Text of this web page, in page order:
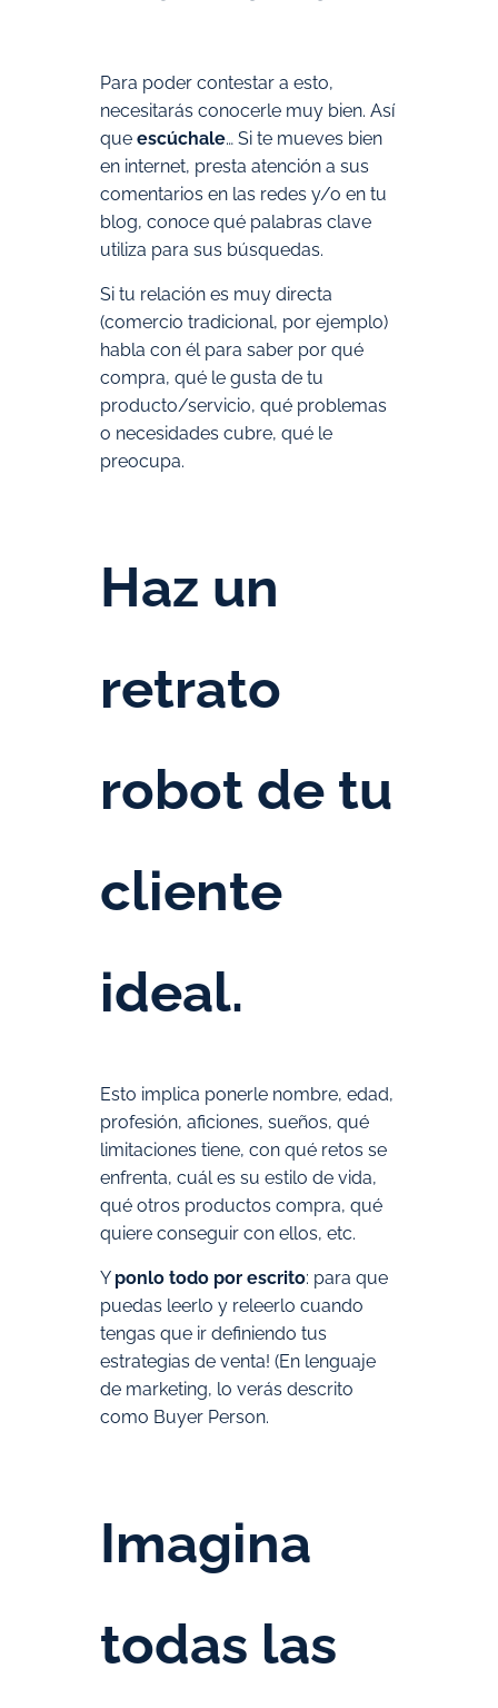
Para poder contestar a esto,
necesitarás conocerle muy bien. Así
que escúchale… Si te mueves bien
en internet, presta atención a sus
comentarios en las redes y/o en tu
blog, conoce qué palabras clave
utiliza para sus búsquedas.
Si tu relación es muy directa
(comercio tradicional, por ejemplo)
habla con él para saber por qué
compra, qué le gusta de tu
producto/servicio, qué problemas
o necesidades cubre, qué le
preocupa.
Haz un
retrato
robot de tu
cliente
ideal.
Esto implica ponerle nombre, edad,
profesión, aficiones, sueños, qué
limitaciones tiene, con qué retos se
enfrenta, cuál es su estilo de vida,
qué otros productos compra, qué
quiere conseguir con ellos, etc.
Y ponlo todo por escrito: para que
puedas leerlo y releerlo cuando
tengas que ir definiendo tus
estrategias de venta! (En lenguaje
de marketing, lo verás descrito
como Buyer Person.
Imagina
todas las